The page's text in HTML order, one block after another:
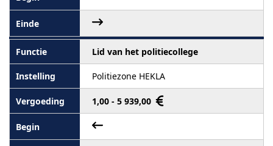
Lid van het politiecollege
Politiezone HEKLA
1,00 - 5 939,00